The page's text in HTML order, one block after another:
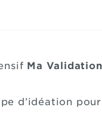
Ma
d’idéation